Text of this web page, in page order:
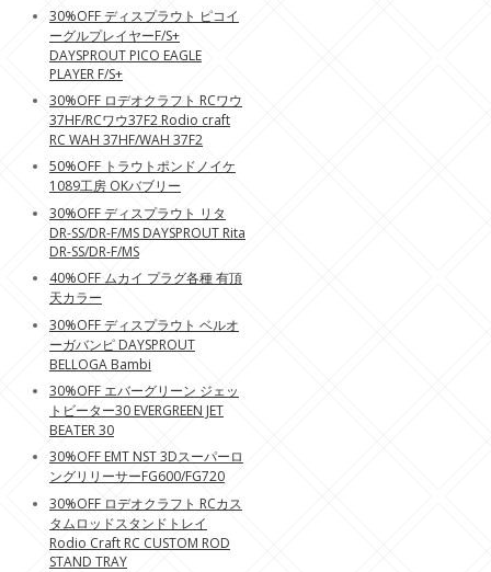
30%OFF ディスプラウト ピコイ
ーグルプレイヤーF/S+
DAYSPROUT PICO EAGLE
PLAYER F/S+
30%OFF ロデオクラフト RCワウ
37HF/RCワウ37F2 Rodio craft
RC WAH 37HF/WAH 37F2
50%OFF トラウトポンドノイケ
1089工房 OKバブリー
30%OFF ディスプラウト リタ
DR-SS/DR-F/MS DAYSPROUT Rita
DR-SS/DR-F/MS
40%OFF ムカイ プラグ各種 有頂
天カラー
30%OFF ディスプラウト ベルオ
ーガバンピ DAYSPROUT
BELLOGA Bambi
30%OFF エバーグリーン ジェッ
トビーター30 EVERGREEN JET
BEATER 30
30%OFF EMT NST 3Dスーパーロ
ングリリーサーFG600/FG720
30%OFF ロデオクラフト RCカス
タムロッドスタンドトレイ
Rodio Craft RC CUSTOM ROD
STAND TRAY